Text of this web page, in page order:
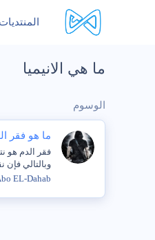
المنتديات
ما هي الانيميا
الوسوم
ما هو فقر
فقر الدم هو
وبالتالي فإن
EL-Dahab